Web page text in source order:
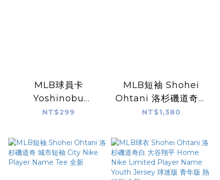
MLB球員卡
Yoshinobu
Yamamoto - 2024
NOW® Card 42 -
PR: 16,757
NT$299
MLB短袖 Shohei
Ohtani 洛杉磯道奇黑
Nike Player Name
NT$1,380